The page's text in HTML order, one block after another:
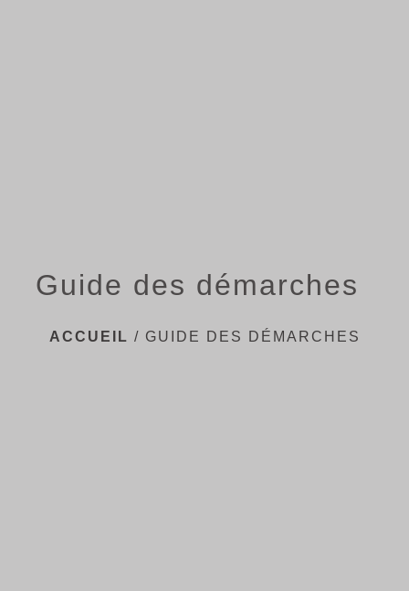
Guide des démarches
ACCUEIL / GUIDE DES DÉMARCHES